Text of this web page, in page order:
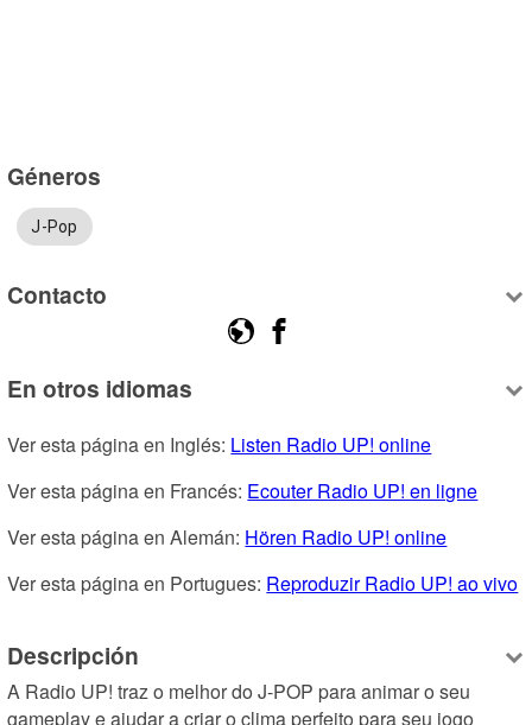
Géneros
J-Pop
Contacto
En otros idiomas
Ver esta página en Inglés: Listen Radio UP! online
Ver esta página en Francés: Ecouter Radio UP! en ligne
Ver esta página en Alemán: Hören Radio UP! online
Ver esta página en Portugues: Reproduzir Radio UP! ao vivo
Descripción
A Radio UP! traz o melhor do J-POP para animar o seu
gameplay e ajudar a criar o clima perfeito para seu jogo